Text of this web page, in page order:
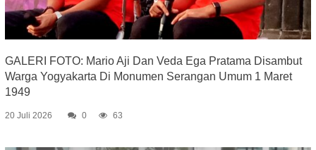
GALERI FOTO: Mario Aji Dan Veda Ega Pratama Disambut
Warga Yogyakarta Di Monumen Serangan Umum 1 Maret
1949
20 Juli 2026 0 63